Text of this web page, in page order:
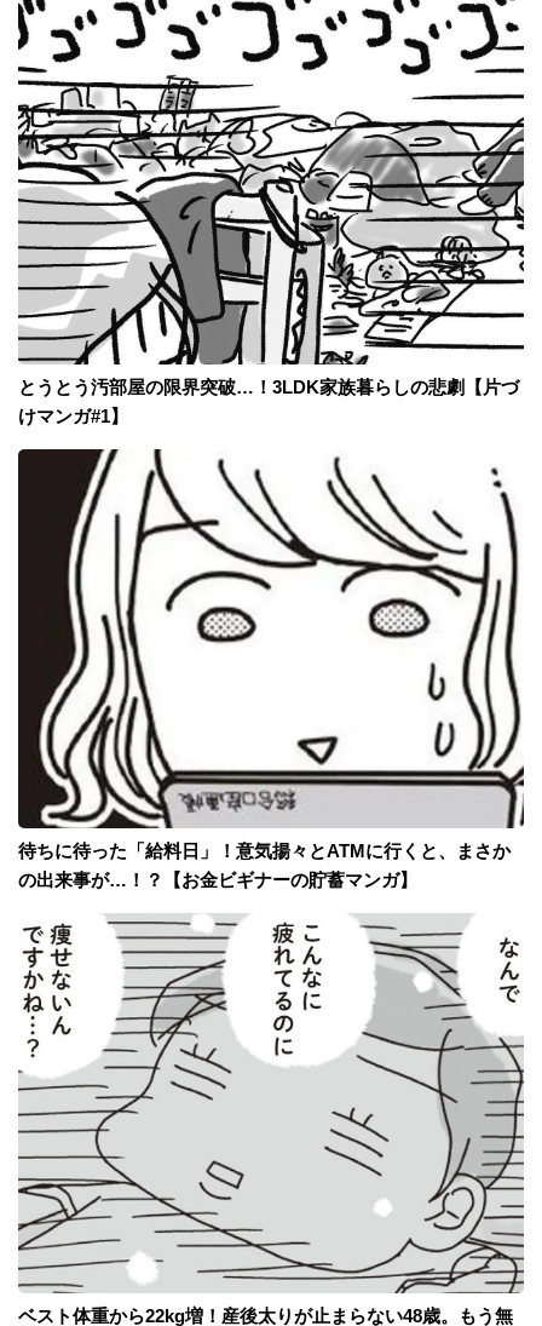
とうとう汚部屋の限界突破…！3LDK家族暮らしの悲劇【片づ
けマンガ#1】
待ちに待った「給料日」！意気揚々とATMに行くと、まさか
の出来事が…！？【お金ビギナーの貯蓄マンガ】
ベスト体重から22kg増！産後太りが止まらない48歳。もう無